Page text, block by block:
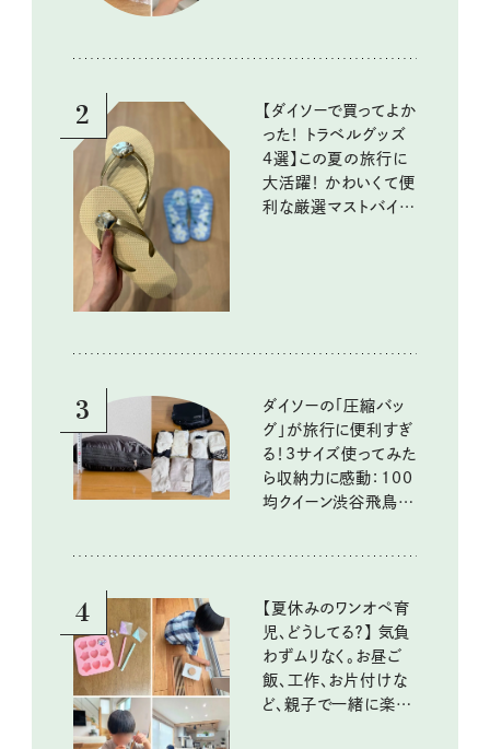
2
【ダイソーで買ってよか
った！ トラベルグッズ
4選】この夏の旅行に
大活躍！ かわいくて便
利な厳選マストバイア
3
ダイソーの「圧縮バッ
グ」が旅行に便利すぎ
る！3サイズ使ってみた
ら収納力に感動：100
均クイーン渋谷飛鳥の
4
【夏休みのワンオペ育
児、どうしてる？】 気負
わずムリなく。お昼ご
飯、工作、お片付けな
ど、親子で一緒に楽し